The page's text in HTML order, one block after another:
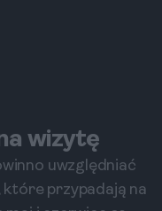
wizytę
uwzględniać
które przypadają na